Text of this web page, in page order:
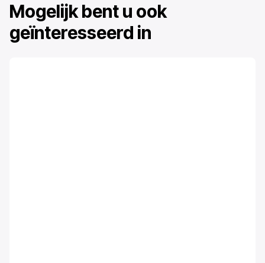
Mogelijk bent u ook
geïnteresseerd in